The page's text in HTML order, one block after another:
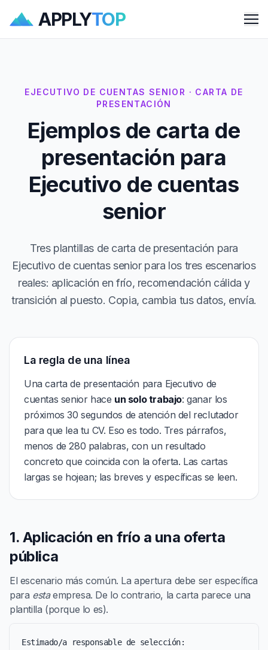
APPLYTOP
EJECUTIVO DE CUENTAS SENIOR · CARTA DE
PRESENTACIÓN
Ejemplos de carta de
presentación para
Ejecutivo de cuentas
senior
Tres plantillas de carta de presentación para
Ejecutivo de cuentas senior para los tres escenarios
reales: aplicación en frío, recomendación cálida y
transición al puesto. Copia, cambia tus datos, envía.
La regla de una línea
Una carta de presentación para Ejecutivo de
cuentas senior hace un solo trabajo: ganar los
próximos 30 segundos de atención del reclutador
para que lea tu CV. Eso es todo. Tres párrafos,
menos de 280 palabras, con un resultado
concreto que coincida con la oferta. Las cartas
largas se hojean; las breves y específicas se leen.
1. Aplicación en frío a una oferta
pública
El escenario más común. La apertura debe ser específica
para estaempresa. De lo contrario, la carta parece una
plantilla (porque lo es).
Estimado/a responsable de selección: